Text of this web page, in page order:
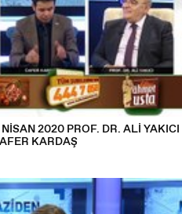
2020 PROF. DR. ALİ YAKICI
KARDAŞ